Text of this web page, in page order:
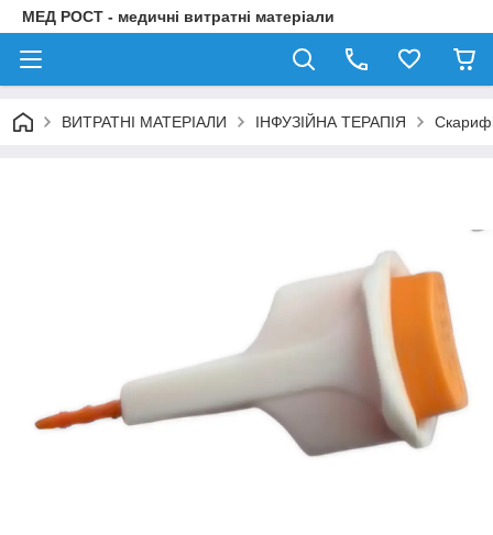
МЕД РОСТ - медичні витратні матеріали
ВИТРАТНІ МАТЕРІАЛИ ІНФУЗІЙНА ТЕРАПІЯ